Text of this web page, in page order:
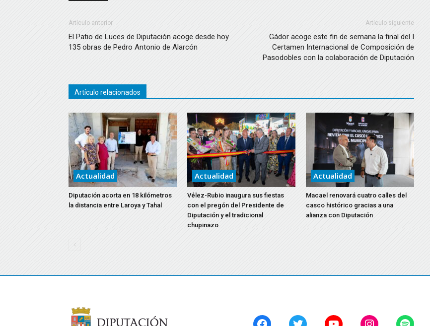
Artículo anterior
El Patio de Luces de Diputación acoge desde hoy
135 obras de Pedro Antonio de Alarcón
Artículo siguiente
Gádor acoge este fin de semana la final del I
Certamen Internacional de Composición de
Pasodobles con la colaboración de Diputación
Artículo relacionados
Actualidad
Diputación acorta en 18 kilómetros
la distancia entre Laroya y Tahal
Actualidad
Vélez-Rubio inaugura sus fiestas
con el pregón del Presidente de
Diputación y el tradicional
chupinazo
Actualidad
Macael renovará cuatro calles del
casco histórico gracias a una
alianza con Diputación